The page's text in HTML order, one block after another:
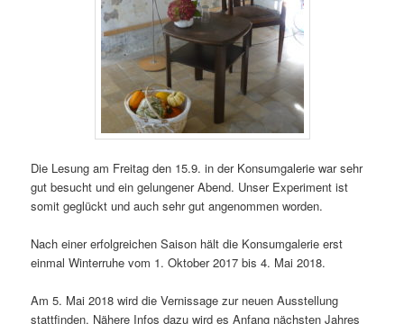
Die Lesung am Freitag den 15.9. in der Konsumgalerie war sehr
gut besucht und ein gelungener Abend. Unser Experiment ist
somit geglückt und auch sehr gut angenommen worden.
Nach einer erfolgreichen Saison hält die Konsumgalerie erst
einmal Winterruhe vom 1. Oktober 2017 bis 4. Mai 2018.
Am 5. Mai 2018 wird die Vernissage zur neuen Ausstellung
stattfinden. Nähere Infos dazu wird es Anfang nächsten Jahres